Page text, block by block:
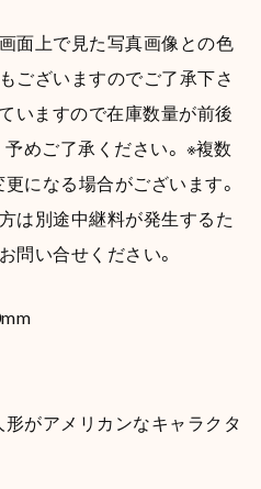
面上で見た写真画像との色
ございますのでご了承下さ
いますので在庫数量が前後
めご了承ください。 ※複数
になる場合がございます。
は別途中継料が発生するた
問い合せください。
がアメリカンなキャラクタ